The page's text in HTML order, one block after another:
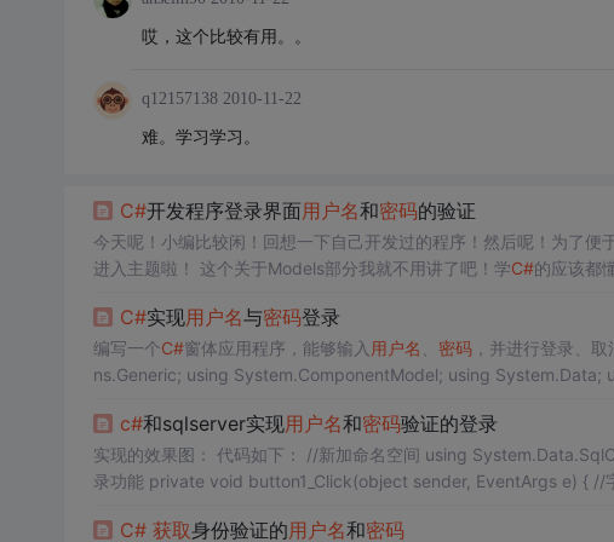
哎，这个比较有用。。
q12157138 2010-11-22
难。学习学习。
C#开发程序登录界面用户名和密码的验证
今天呢！小编比较闲！回想一下自己开发过的程序！然后呢！为了
进入主题啦！ 这个关于Models部分我就不用讲了吧！学C#的应该都懂的！...
C#实现用户名与密码登录
编写一个C#窗体应用程序，能够输入 用户名 密码，并进行登录、取消等操作。 登
ns.Generic; using System.ComponentModel; using
c#和sqlserver实现用户名和密码验证的登录
实现的效果图： 代码如下： //新加命名空间 using System.Data.SqlClient; using System.Reflection; //点击"登录"按钮实现数据库验证登
录功能
C# 获取身份验证的用户名和密码